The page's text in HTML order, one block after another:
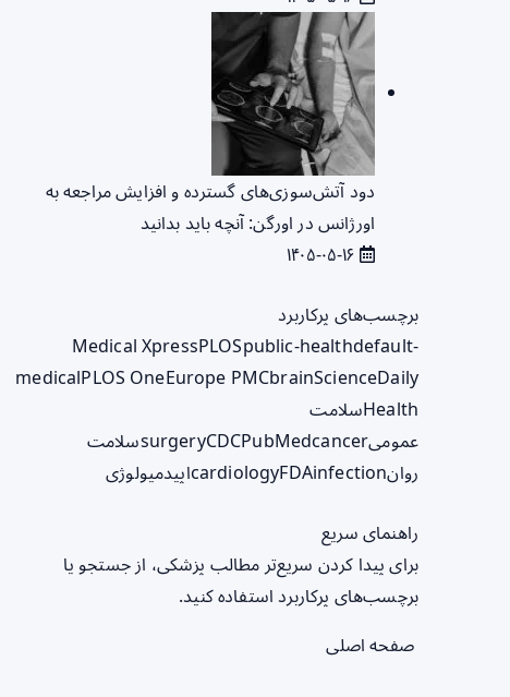
دود آتش‌سوزی‌های گسترده و افزایش مراجعه به
اورژانس در اورگن: آنچه باید بدانید
برچسب‌های پرکاربرد
Medical XpressPLOSpublic-healthdefault-
medicalPLOS OneEurope PMCbrainScienceDaily
Healthسلامت
عمومی
surgeryCDCPubMedcancer
سلامت
روان
cardiologyFDAinfection اپیدمیولوژی
راهنمای سریع
برای پیدا کردن سریع‌تر مطالب پزشکی، از جستجو یا
برچسب‌های پرکاربرد استفاده کنید.
صفحه اصلی